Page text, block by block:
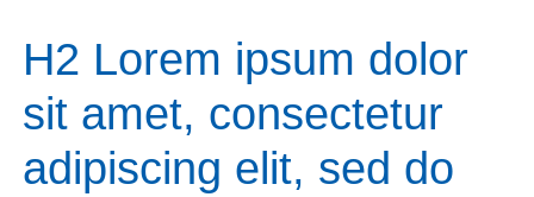
H2 Lorem ipsum dolor
sit amet, consectetur
adipiscing elit, sed do